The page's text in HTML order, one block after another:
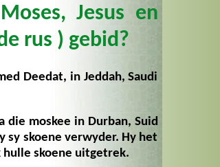
Jesus en
rus ) gebid?
Deedat, in Jeddah, Saudi
die moskee in Durban, Suid
sy skoene verwyder. Hy het
skoene uitgetrek.